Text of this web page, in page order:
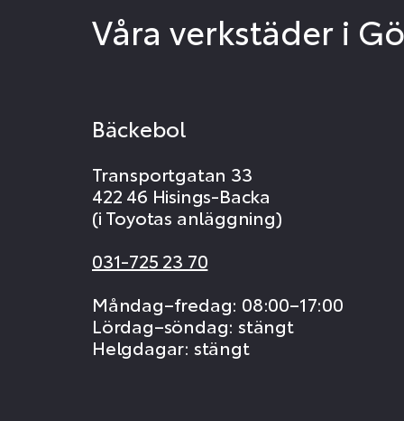
Våra verkstäder i
Bäckebol
Transportgatan 33
422 46 Hisings-Backa
(i Toyotas anläggning)
031-725 23 70
Måndag–fredag: 08:00–17:00
Lördag–söndag: stängt
Helgdagar: stängt